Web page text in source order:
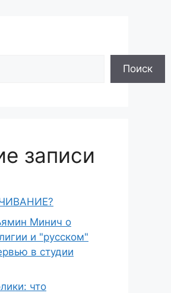
Поиск
записи
Минич о
и "русском"
в студии
что